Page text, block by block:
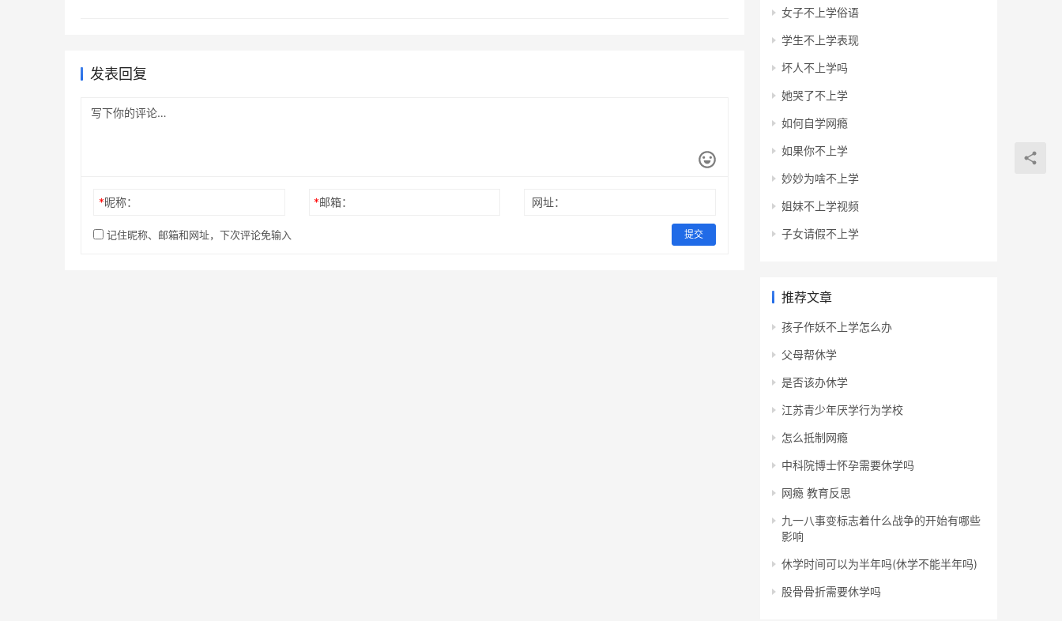
发表回复
*昵称： *邮箱： 网址：
记住昵称、邮箱和网址，下次评论免输入 提交
女子不上学俗语
学生不上学表现
坏人不上学吗
她哭了不上学
如何自学网瘾
如果你不上学
妙妙为啥不上学
姐妹不上学视频
子女请假不上学
推荐文章
孩子作妖不上学怎么办
父母帮休学
是否该办休学
江苏青少年厌学行为学校
怎么抵制网瘾
中科院博士怀孕需要休学吗
网瘾 教育反思
九一八事变标志着什么战争的开始有哪些
影响
休学时间可以为半年吗(休学不能半年吗)
股骨骨折需要休学吗